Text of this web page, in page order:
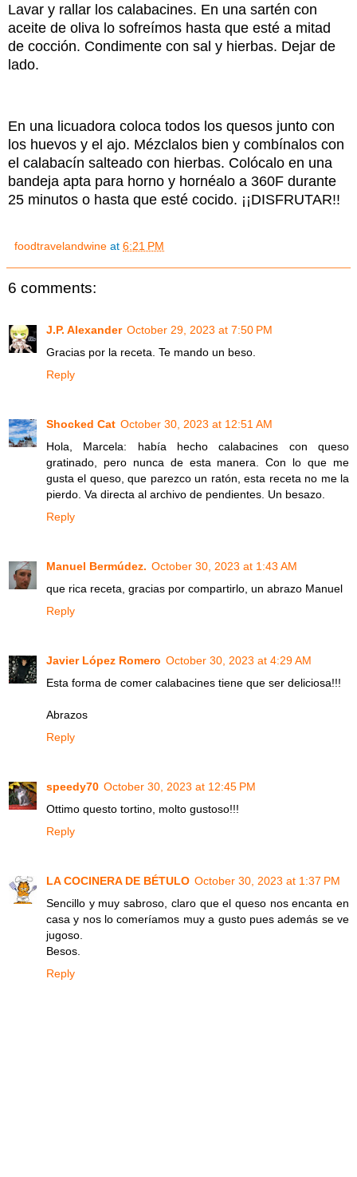
Lavar y rallar los calabacines. En una sartén con
aceite de oliva lo sofreímos hasta que esté a mitad
de cocción. Condimente con sal y hierbas. Dejar de
lado.
En una licuadora coloca todos los quesos junto con
los huevos y el ajo. Mézclalos bien y combínalos con
el calabacín salteado con hierbas. Colócalo en una
bandeja apta para horno y hornéalo a 360F durante
25 minutos o hasta que esté cocido. ¡¡DISFRUTAR!!
foodtravelandwine at 6:21 PM
6 comments:
J.P. Alexander October 29, 2023 at 7:50 PM
Gracias por la receta. Te mando un beso.
Reply
Shocked Cat October 30, 2023 at 12:51 AM
Hola, Marcela: había hecho calabacines con queso
gratinado, pero nunca de esta manera. Con lo que me
gusta el queso, que parezco un ratón, esta receta no me la
pierdo. Va directa al archivo de pendientes. Un besazo.
Reply
Manuel Bermúdez. October 30, 2023 at 1:43 AM
que rica receta, gracias por compartirlo, un abrazo Manuel
Reply
Javier López Romero October 30, 2023 at 4:29 AM
Esta forma de comer calabacines tiene que ser deliciosa!!!
Abrazos
Reply
speedy70 October 30, 2023 at 12:45 PM
Ottimo questo tortino, molto gustoso!!!
Reply
LA COCINERA DE BÉTULO October 30, 2023 at 1:37 PM
Sencillo y muy sabroso, claro que el queso nos encanta en
casa y nos lo comeríamos muy a gusto pues además se ve
jugoso.
Besos.
Reply